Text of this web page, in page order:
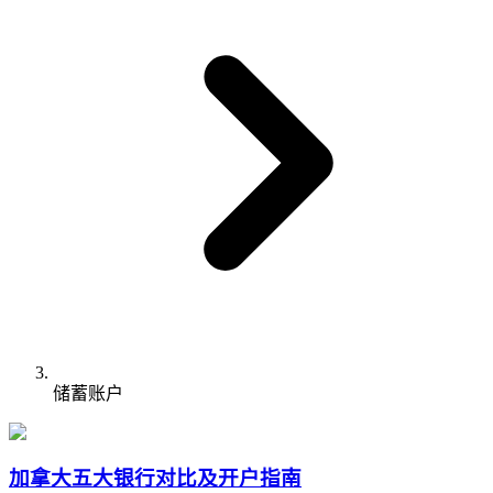
储蓄账户
加拿大五大银行对比及开户指南